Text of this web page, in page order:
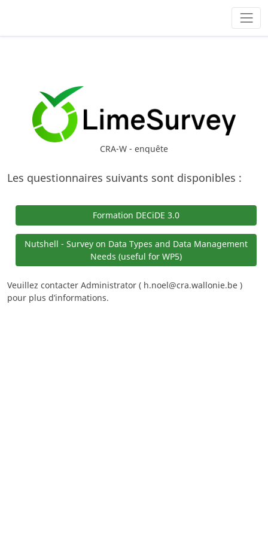
CRA-W - enquête
Les questionnaires suivants sont disponibles :
Formation DECiDE 3.0
Nutshell - Survey on Data Types and Data Management
Needs (useful for WP5)
Veuillez contacter Administrator ( h.noel@cra.wallonie.be )
pour plus d’informations.